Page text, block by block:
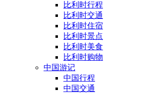
比利时行程
比利时交通
比利时住宿
比利时景点
比利时美食
比利时购物
中国游记
中国行程
中国交通